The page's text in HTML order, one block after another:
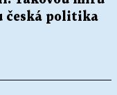
česká politika